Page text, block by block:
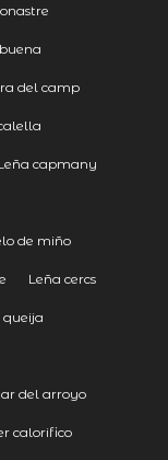
del camp
capmany
de miño
Leña cercs
queija
del arroyo
calorifico